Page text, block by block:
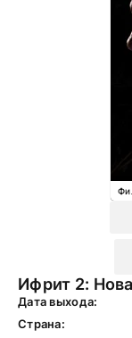
Дата выхода:
Страна: